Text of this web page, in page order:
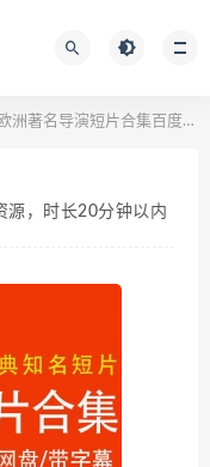
演短片合集百度网盘资源，时长20分钟以内的欧洲经典短片汇总
源，时长20分钟以内